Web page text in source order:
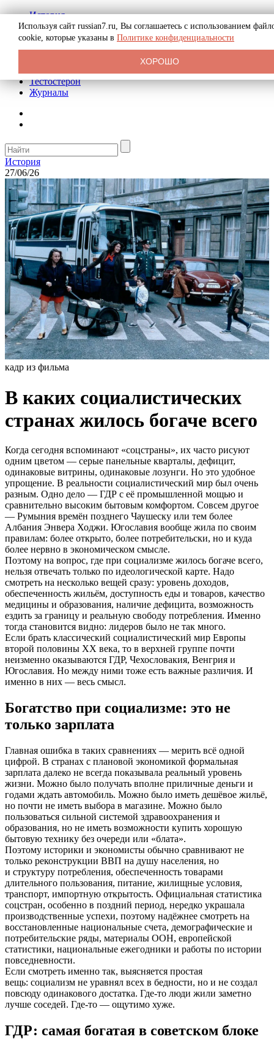
История
Биография
Криминал
Реклама на сайте
Тестостерон
Журналы
История
27/06/26
кадр из фильма
В каких социалистических
странах жилось богаче всего
Когда сегодня вспоминают «соцстраны», их часто рисуют
одним цветом — серые панельные кварталы, дефицит,
одинаковые витрины, одинаковые лозунги. Но это удобное
упрощение. В реальности социалистический мир был очень
разным. Одно дело — ГДР с её промышленной мощью и
сравнительно высоким бытовым комфортом. Совсем другое
— Румыния времён позднего Чаушеску или тем более
Албания Энвера Ходжи. Югославия вообще жила по своим
правилам: более открыто, более потребительски, но и куда
более нервно в экономическом смысле.
Поэтому на вопрос, где при социализме жилось богаче всего,
нельзя отвечать только по идеологической карте. Надо
смотреть на несколько вещей сразу: уровень доходов,
обеспеченность жильём, доступность еды и товаров, качество
медицины и образования, наличие дефицита, возможность
ездить за границу и реальную свободу потребления. Именно
тогда становится видно: лидеров было не так много.
Если брать классический социалистический мир Европы
второй половины XX века, то в верхней группе почти
неизменно оказываются ГДР, Чехословакия, Венгрия и
Югославия. Но между ними тоже есть важные различия. И
именно в них — весь смысл.
Богатство при социализме: это не
только зарплата
Главная ошибка в таких сравнениях — мерить всё одной
цифрой. В странах с плановой экономикой формальная
зарплата далеко не всегда показывала реальный уровень
жизни. Можно было получать вполне приличные деньги и
годами ждать автомобиль. Можно было иметь дешёвое жильё,
но почти не иметь выбора в магазине. Можно было
пользоваться сильной системой здравоохранения и
образования, но не иметь возможности купить хорошую
бытовую технику без очереди или «блата».
Поэтому историки и экономисты обычно сравнивают не
только реконструкции ВВП на душу населения, но
и структуру потребления, обеспеченность товарами
длительного пользования, питание, жилищные условия,
транспорт, импортную открытость. Официальная статистика
соцстран, особенно в поздний период, нередко украшала
производственные успехи, поэтому надёжнее смотреть на
восстановленные национальные счета, демографические и
потребительские ряды, материалы ООН, европейской
статистики, национальные ежегодники и работы по истории
повседневности.
Если смотреть именно так, выясняется простая
вещь: социализм не уравнял всех в бедности, но и не создал
повсюду одинакового достатка. Где-то люди жили заметно
лучше соседей. Где-то — ощутимо хуже.
ГДР: самая богатая в советском блоке
Используя сайт russian7.ru, Вы соглашаетесь с использованием
cookie, которые указаны в Политике конфиденциальности
ХОРОШО